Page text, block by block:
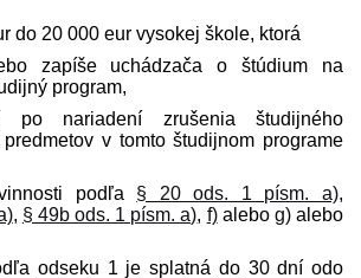
do 20 000 eur vysokej škole, ktorá
zapíše uchádzača o štúdium na
program,
po nariadení zrušenia študijného
v tomto študijnom programe
podľa § 20 ods. 1 písm. a),
, § 49b ods. 1 písm. a), f)alebo g)alebo
odseku 1 je splatná do 30 dní odo